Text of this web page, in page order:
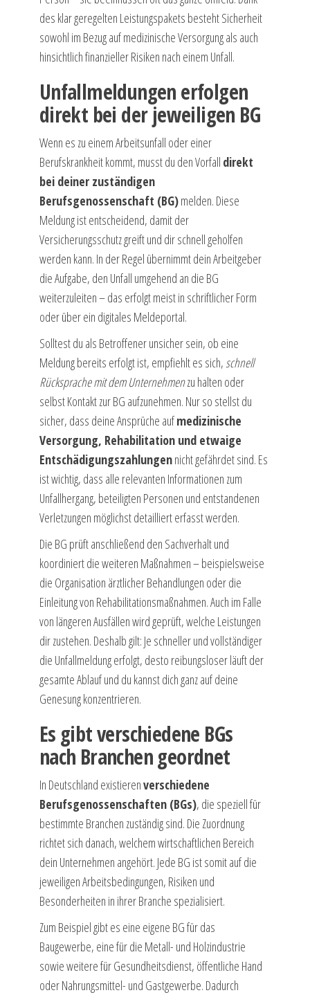
des klar geregelten Leistungspakets besteht Sicherheit
sowohl im Bezug auf medizinische Versorgung als auch
hinsichtlich finanzieller Risiken nach einem Unfall.
Unfallmeldungen erfolgen
direkt bei der jeweiligen BG
Wenn es zu einem Arbeitsunfall oder einer
Berufskrankheit kommt, musst du den Vorfall direkt
bei deiner zuständigen
Berufsgenossenschaft (BG)melden. Diese
Meldung ist entscheidend, damit der
Versicherungsschutz greift und dir schnell geholfen
werden kann. In der Regel übernimmt dein Arbeitgeber
die Aufgabe, den Unfall umgehend an die BG
weiterzuleiten – das erfolgt meist in schriftlicher Form
oder über ein digitales Meldeportal.
Solltest du als Betroffener unsicher sein, ob eine
Meldung bereits erfolgt ist, empfiehlt es sich,schnell
Rücksprache mit dem Unternehmenzu halten oder
selbst Kontakt zur BG aufzunehmen. Nur so stellst du
sicher, dass deine Ansprüche aufmedizinische
Versorgung, Rehabilitation und etwaige
Entschädigungszahlungennicht gefährdet sind. Es
ist wichtig, dass alle relevanten Informationen zum
Unfallhergang, beteiligten Personen und entstandenen
Verletzungen möglichst detailliert erfasst werden.
Die BG prüft anschließend den Sachverhalt und
koordiniert die weiteren Maßnahmen – beispielsweise
die Organisation ärztlicher Behandlungen oder die
Einleitung von Rehabilitationsmaßnahmen. Auch im Falle
von längeren Ausfällen wird geprüft, welche Leistungen
dir zustehen. Deshalb gilt: Je schneller und vollständiger
die Unfallmeldung erfolgt, desto reibungsloser läuft der
gesamte Ablauf und du kannst dich ganz auf deine
Genesung konzentrieren.
Es gibt verschiedene BGs
nach Branchen geordnet
In Deutschland existierenverschiedene
Berufsgenossenschaften (BGs), die speziell für
bestimmte Branchen zuständig sind. Die Zuordnung
richtet sich danach, welchem wirtschaftlichen Bereich
dein Unternehmen angehört. Jede BG ist somit auf die
jeweiligen Arbeitsbedingungen, Risiken und
Besonderheiten in ihrer Branche spezialisiert.
Zum Beispiel gibt es eine eigene BG für das
Baugewerbe, eine für die Metall- und Holzindustrie
sowie weitere für Gesundheitsdienst, öffentliche Hand
oder Nahrungsmittel- und Gastgewerbe. Dadurch